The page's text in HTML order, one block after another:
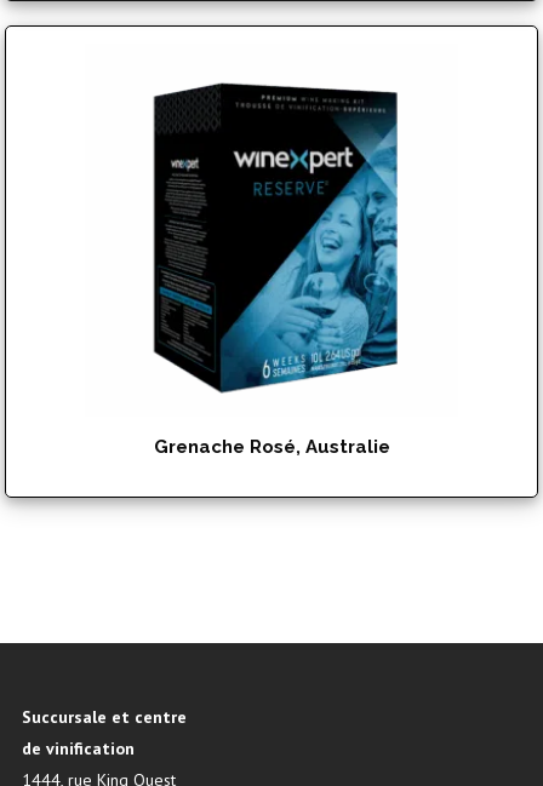
Grenache Rosé, Australie
Succursale et centre
de vinification
1444, rue King Ouest